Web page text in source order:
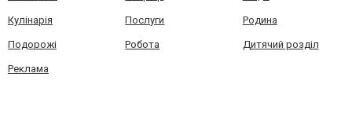
Кулінарія Послуги Родина
Подорожі Робота Дитячий розділ
Реклама